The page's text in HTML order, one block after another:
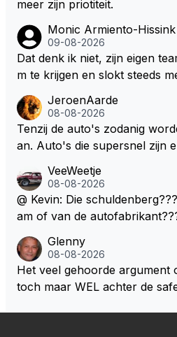
meer zijn priotiteit.
Monic Armiento-Hissink
09-08-2026
Dat denk ik niet, zijn eigen
m te krijgen en slokt steeds
en zullen ben ik bang niet het
en. Mocht het wel zo zijn
guit 5 jaar maar echt niet
em meer plezier gebracht dan
JeroenAarde
08-08-2026
Tenzij de auto's zodanig
an. Auto's die supersnel zijn en waarbij inhalen en v
ronkende motoren en op de
mogelijkheden. Het
nnen en jongens verdeeld worden. Als deze
uden dan dat hij op dit moment
zijn talenten en uitzonderlijke
eft daar enorm veel lol aan.
VeeWeetje
08-08-2026
@ Kevin: Die
am of van de
ert nu de spindoctor van
gezegd snap ik de de kop én
Glenny
08-08-2026
Het veel gehoorde argument
toch maar WEL achter de